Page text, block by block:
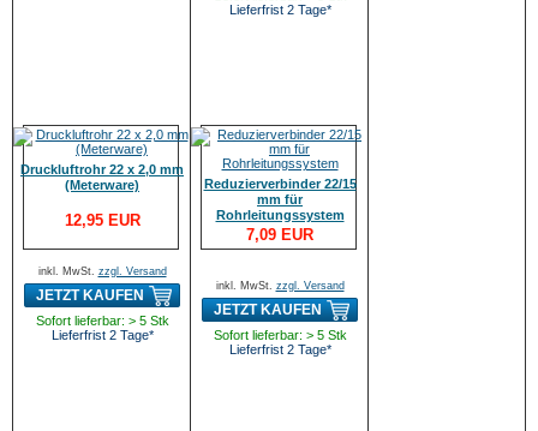
Lieferfrist 2 Tage*
Druckluftrohr 22 x 2,0 mm
(Meterware)
12,95 EUR
inkl. MwSt. zzgl. Versand
JETZT KAUFEN
Sofort lieferbar: > 5 Stk
Lieferfrist 2 Tage*
Reduzierverbinder 22/15
mm für
Rohrleitungssystem
7,09 EUR
inkl. MwSt. zzgl. Versand
JETZT KAUFEN
Sofort lieferbar: > 5 Stk
Lieferfrist 2 Tage*